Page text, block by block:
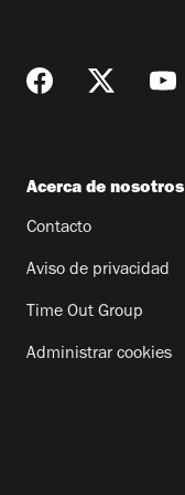
Acerca de nosotros
Contacto
Aviso de privacidad
Time Out Group
Administrar cookies